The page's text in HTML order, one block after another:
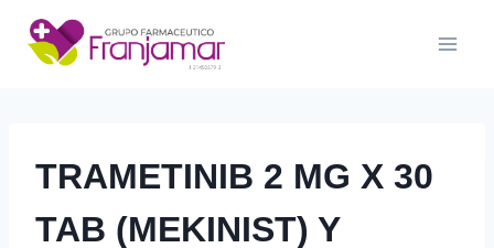
Saltar
contenido
TRAMETINIB 2 MG X 30
TAB (MEKINIST) Y